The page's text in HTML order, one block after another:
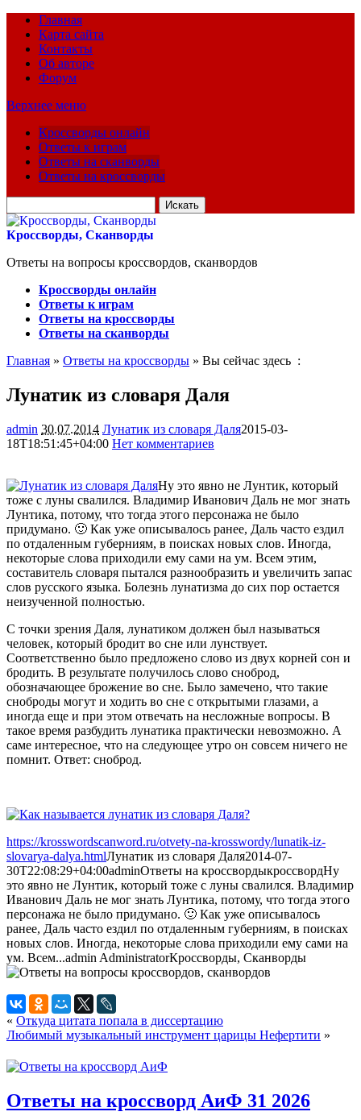
Главная
Карта сайта
Контакты
Об авторе
Форум
Верхнее меню
Кроссворды онлайн
Ответы к играм
Ответы на сканворды
Ответы на кроссворды
для:
Кроссворды, Сканворды
Ответы на вопросы кроссвордов, сканвордов
Кроссворды онлайн
Ответы к играм
Ответы на кроссворды
Ответы на сканворды
Главная » Ответы на кроссворды » Вы сейчас здесь :
Лунатик из словаря Даля
admin 30.07.2014 Лунатик из словаря Даля2015-03-
18T18:51:45+04:00 Нет комментариев
Ну это явно не Лунтик, который
тоже с луны свалился. Владимир Иванович Даль не мог знать
Лунтика, потому, что тогда этого персонажа не было
придумано. 🙂 Как уже описывалось ранее, Даль часто ездил
по отдаленным губерниям, в поисках новых слов. Иногда,
некоторые слова приходили ему сами на ум. Всем этим,
составитель словаря пытался разнообразить и увеличить запас
слов русского языка. Болезнь лунатизма до сих пор остается
неизученной полностью.
С точки зрения Даля, лунатиком должен был называться
человек, который бродит во сне или лунствует.
Соответственно было предложено слово из двух корней сон и
бродить. В результате получилось слово сноброд,
обозначающее брожение во сне. Было замечено, что такие
сноброды могут и ходить во сне с открытыми глазами, а
иногда еще и при этом отвечать на несложные вопросы. В
такое время разбудить лунатика практически невозможно. А
саме интересное, что на следующее утро он совсем ничего не
помнит. Ответ: сноброд.
https://krosswordscanword.ru/otvety-na-krosswordy/lunatik-iz-
slovarya-dalya.htmlЛунатик из словаря Даля2014-07-
30T22:08:29+04:00adminОтветы на кроссвордыкроссвордНу
это явно не Лунтик, который тоже с луны свалился. Владимир
Иванович Даль не мог знать Лунтика, потому, что тогда этого
персонажа не было придумано. 🙂 Как уже описывалось
ранее, Даль часто ездил по отдаленным губерниям, в поисках
новых слов. Иногда, некоторые слова приходили ему сами на
ум. Всем...admin AdministratorКроссворды, Сканворды
« Откуда цитата попала в диссертацию
Любимый музыкальный инструмент царицы Нефертити »
Ответы на кроссворд АиФ 31 2026